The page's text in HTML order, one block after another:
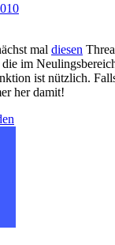
mal diesen
die im
ist nützlich.
her damit!